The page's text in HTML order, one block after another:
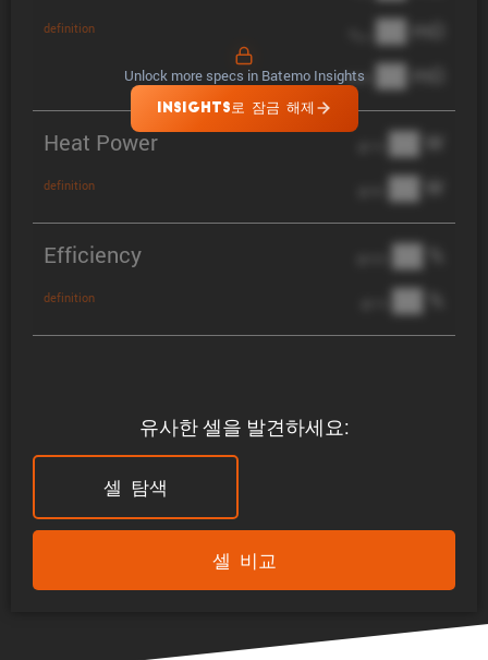
유사한 셀을 발견하세요:
셀 탐색
셀 비교
definition ██ mΩ
DCIR ██ mΩ
Heat Power
definition
██ W
██ W
Efficiency
definition
██ %
██ %
Unlock more specs in Batemo Insights
INSIGHTS로 잠금 해제